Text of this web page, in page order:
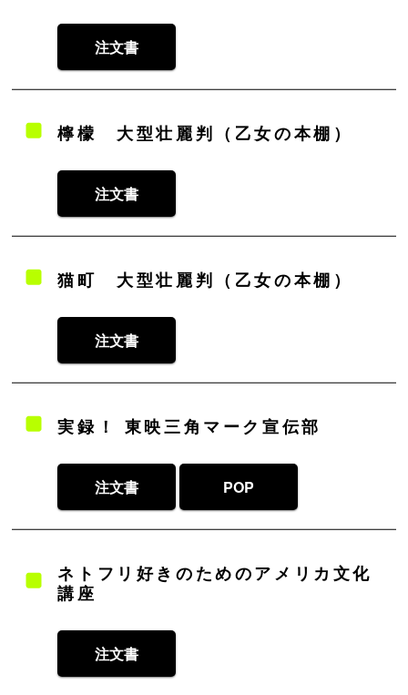
注文書
檸檬 大型壮麗判（乙女の本棚）
注文書
猫町 大型壮麗判（乙女の本棚）
注文書
実録！ 東映三角マーク宣伝部
注文書 POP
ネトフリ好きのためのアメリカ⽂化
講座
注文書